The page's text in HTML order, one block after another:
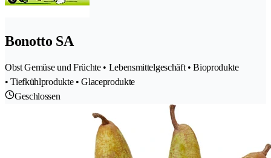
Bonotto SA
Obst Gemüse und Früchte • Lebensmittelgeschäft • Bioprodukte
• Tiefkühlprodukte • Glaceprodukte
Geschlossen